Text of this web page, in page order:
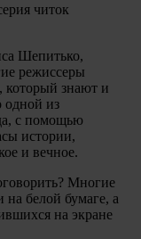
читок
Шепитько,
режиссеры
который знают и
одной из
с помощью
истории,
и вечное.
Многие
белой бумаге, а
на экране